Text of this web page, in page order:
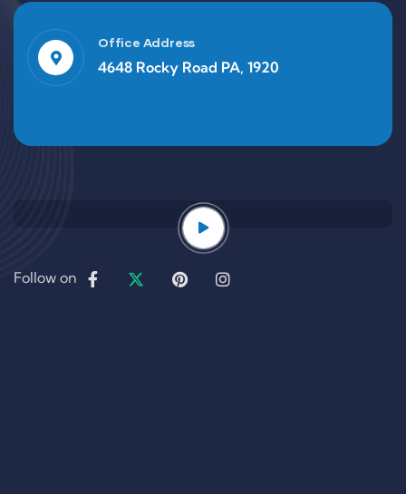
Office Address
4648 Rocky Road PA, 1920
Follow on